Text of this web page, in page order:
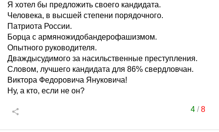
Я хотел бы предложить своего кандидата.
Человека, в высшей степени порядочного.
Патриота России.
Борца с армяножидобандерофашизмом.
Опытного руководителя.
Дваждысудимого за насильственные преступления.
Словом, лучшего кандидата для 86% свердловчан.
Виктора Федоровича Януковича!
Ну, а кто, если не он?
4/8